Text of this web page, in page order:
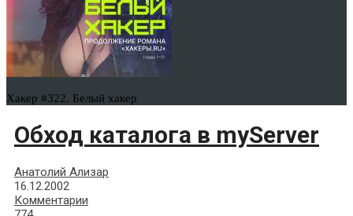
Хакер #322. Белый хакер
Обход каталога в myServer
Анатолий Ализар
16.12.2002
Комментарии